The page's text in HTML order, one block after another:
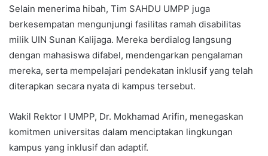
Selain menerima hibah, Tim SAHDU UMPP juga
berkesempatan mengunjungi fasilitas ramah disabilitas
milik UIN Sunan Kalijaga. Mereka berdialog langsung
dengan mahasiswa difabel, mendengarkan pengalaman
mereka, serta mempelajari pendekatan inklusif yang telah
diterapkan secara nyata di kampus tersebut.
Wakil Rektor I UMPP, Dr. Mokhamad Arifin, menegaskan
komitmen universitas dalam menciptakan lingkungan
kampus yang inklusif dan adaptif.